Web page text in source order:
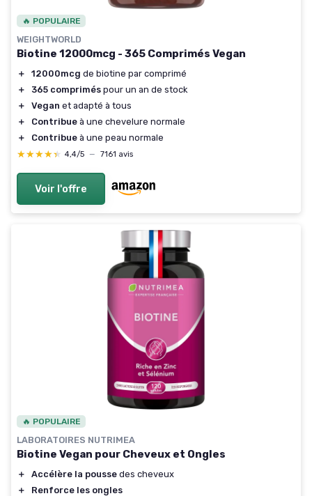
🔥 POPULAIRE
WEIGHTWORLD
Biotine 12000mcg - 365 Comprimés Vegan
＋ 12000mcg de biotine par comprimé
＋
365 comprimés pour un an de stock
＋
Vegan et adapté à tous
＋
Contribue à une chevelure normale
＋
Contribue à une peau normale
★★★★★
★★★★★ 4,4/5 — 7161 avis
Voir l'offre
🔥 POPULAIRE
LABORATOIRES NUTRIMEA
Biotine Vegan pour Cheveux et Ongles
＋ Accélère la pousse des cheveux
＋
Renforce les ongles